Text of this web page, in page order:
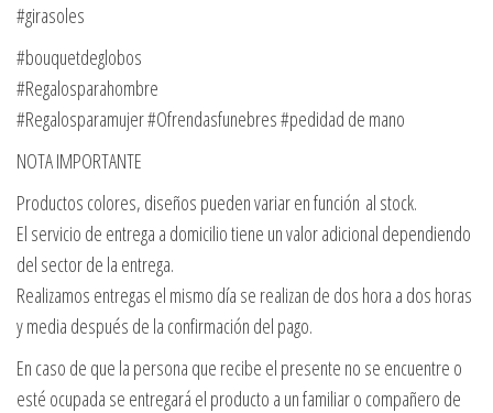
#girasoles
#bouquetdeglobos
#Regalosparahombre
#Regalosparamujer #Ofrendasfunebres #pedidad de mano
NOTA IMPORTANTE
Productos colores, diseños pueden variar en función al stock.
El servicio de entrega a domicilio tiene un valor adicional dependiendo
del sector de la entrega.
Realizamos entregas el mismo día se realizan de dos hora a dos horas
y media después de la confirmación del pago.
En caso de que la persona que recibe el presente no se encuentre o
esté ocupada se entregará el producto a un familiar o compañero de